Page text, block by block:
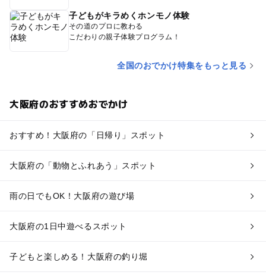
子どもがキラめくホンモノ体験
その道のプロに教わる
こだわりの親子体験プログラム！
全国のおでかけ特集をもっと見る
大阪府のおすすめおでかけ
おすすめ！大阪府の「日帰り」スポット
大阪府の「動物とふれあう」スポット
雨の日でもOK！大阪府の遊び場
大阪府の1日中遊べるスポット
子どもと楽しめる！大阪府の釣り堀